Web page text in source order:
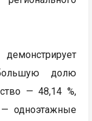
демонстрирует
долю
— 48,14 %,
одноэтажные